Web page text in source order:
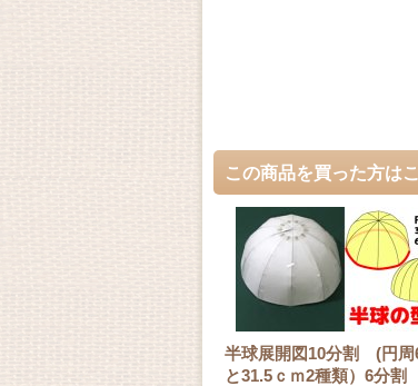
この商品を買った方は
半球展開図10分割 (円周
と31.5ｃｍ2種類）6分割